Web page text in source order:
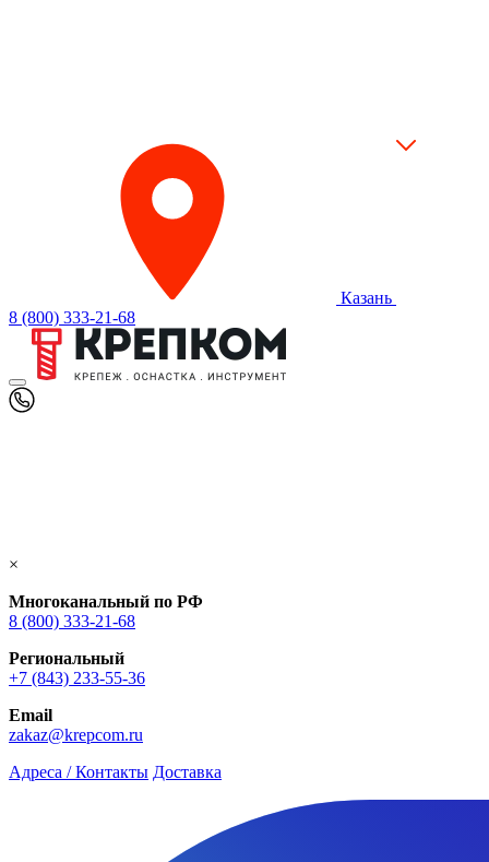
Казань
8 (800) 333-21-68
×
Многоканальный по РФ
8 (800) 333‑21-68
Региональный
+7 (843) 233-55-36
Email
zakaz@krepcom.ru
Адреса / Контакты Доставка